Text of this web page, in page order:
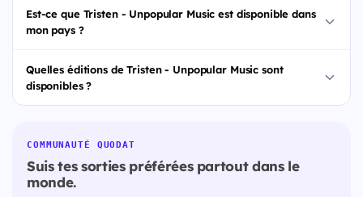
Est-ce que Tristen - Unpopular Music est disponible dans
mon pays ?
Quelles éditions de Tristen - Unpopular Music sont
disponibles ?
COMMUNAUTÉ QUODAT
Suis tes sorties préférées partout dans le
monde.